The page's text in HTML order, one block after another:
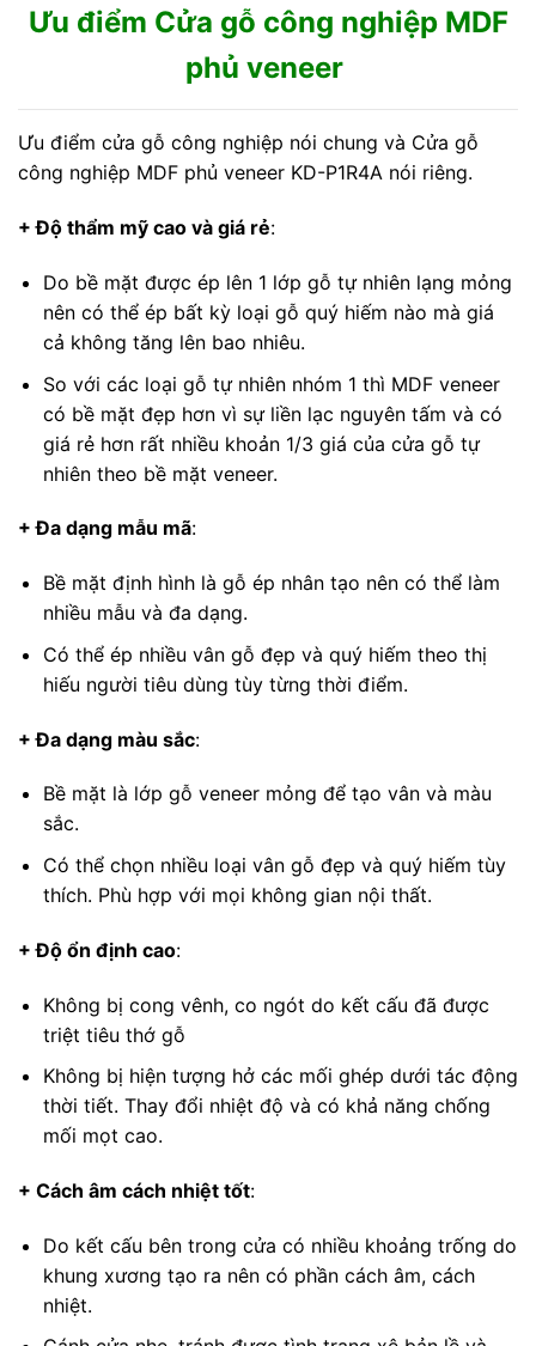
Ưu điểm Cửa gỗ công nghiệp MDF
phủ veneer
Ưu điểm cửa gỗ công nghiệp nói chung và Cửa gỗ
công nghiệp MDF phủ veneer KD-P1R4A nói riêng.
+ Độ thẩm mỹ cao và giá rẻ:
Do bề mặt được ép lên 1 lớp gỗ tự nhiên lạng mỏng
nên có thể ép bất kỳ loại gỗ quý hiếm nào mà giá
cả không tăng lên bao nhiêu.
So với các loại gỗ tự nhiên nhóm 1 thì MDF veneer
có bề mặt đẹp hơn vì sự liền lạc nguyên tấm và có
giá rẻ hơn rất nhiều khoản 1/3 giá của cửa gỗ tự
nhiên theo bề mặt veneer.
+ Đa dạng mẫu mã:
Bề mặt định hình là gỗ ép nhân tạo nên có thể làm
nhiều mẫu và đa dạng.
Có thể ép nhiều vân gỗ đẹp và quý hiếm theo thị
hiếu người tiêu dùng tùy từng thời điểm.
+ Đa dạng màu sắc:
Bề mặt là lớp gỗ veneer mỏng để tạo vân và màu
sắc.
Có thể chọn nhiều loại vân gỗ đẹp và quý hiếm tùy
thích. Phù hợp với mọi không gian nội thất.
+ Độ ổn định cao:
Không bị cong vênh, co ngót do kết cấu đã được
triệt tiêu thớ gỗ
Không bị hiện tượng hở các mối ghép dưới tác động
thời tiết. Thay đổi nhiệt độ và có khả năng chống
mối mọt cao.
+ Cách âm cách nhiệt tốt:
Do kết cấu bên trong cửa có nhiều khoảng trống do
khung xương tạo ra nên có phần cách âm, cách
nhiệt.